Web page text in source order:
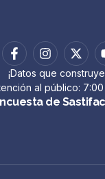
¡Datos que
al público: 7:00
de